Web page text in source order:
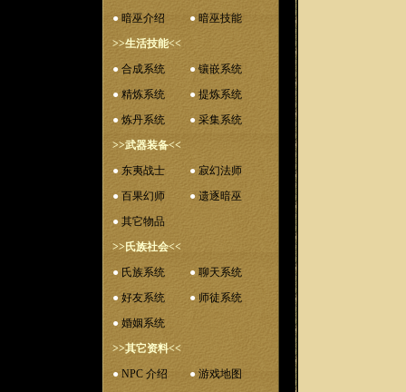
● 暗巫介绍 ● 暗巫技能
>>生活技能<<
● 合成系统 ● 镶嵌系统
● 精炼系统 ● 提炼系统
● 炼丹系统 ● 采集系统
>>武器装备<<
● 东夷战士 ● 寂幻法师
● 百果幻师 ● 遗逐暗巫
● 其它物品
>>氏族社会<<
● 氏族系统 ● 聊天系统
● 好友系统 ● 师徒系统
● 婚姻系统
>>其它资料<<
● NPC 介绍 ● 游戏地图